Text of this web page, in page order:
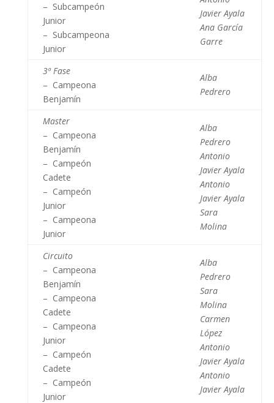
– Subcampeón
Junior
– Subcampeona
Junior
Javier Ayala
Ana García
Garre
3ª Fase
– Campeona
Benjamín
Alba
Pedrero
Master
– Campeona
Benjamín
– Campeón
Cadete
– Campeón
Junior
– Campeona
Junior
Alba
Pedrero
Antonio
Javier Ayala
Antonio
Javier Ayala
Sara
Molina
Circuito
– Campeona
Benjamín
– Campeona
Cadete
– Campeona
Junior
– Campeón
Cadete
– Campeón
Junior
Alba
Pedrero
Sara
Molina
Carmen
López
Antonio
Javier Ayala
Antonio
Javier Ayala